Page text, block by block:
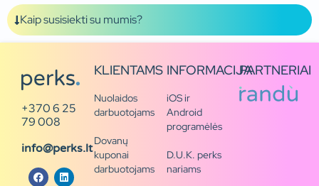
Kaip susisiekti su mumis?
+370 6 25
79 008
info@perks.lt
KLIENTAMS
Nuolaidos
darbuotojams
Dovanų
kuponai
darbuotojams
INFORMACIJA
iOS ir
Android
programėlės
D.U.K. perks
nariams
PARTNERIAI